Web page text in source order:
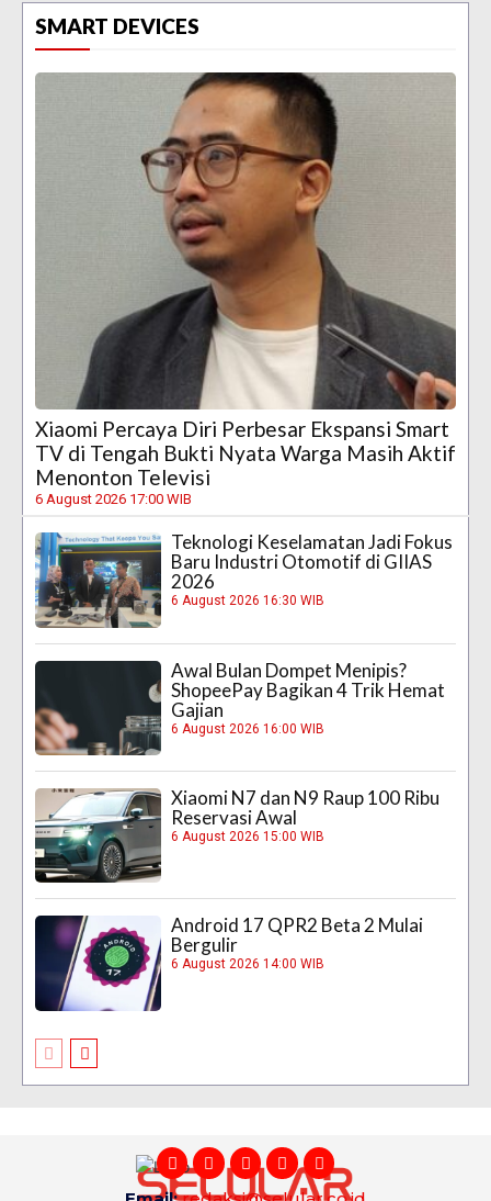
SMART DEVICES
Xiaomi Percaya Diri Perbesar Ekspansi Smart
TV di Tengah Bukti Nyata Warga Masih Aktif
Menonton Televisi
6 August 2026 17:00 WIB
Teknologi Keselamatan Jadi Fokus
Baru Industri Otomotif di GIIAS
2026
6 August 2026 16:30 WIB
Awal Bulan Dompet Menipis?
ShopeePay Bagikan 4 Trik Hemat
Gajian
6 August 2026 16:00 WIB
Xiaomi N7 dan N9 Raup 100 Ribu
Reservasi Awal
6 August 2026 15:00 WIB
Android 17 QPR2 Beta 2 Mulai
Bergulir
6 August 2026 14:00 WIB